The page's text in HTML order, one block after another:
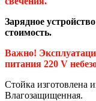
Зарядное
стоимость.
Важно!
питания 220 V
Стойка изготовлена
Влагозащищенная.